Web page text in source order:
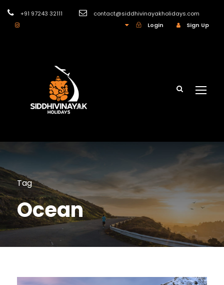
+91 97243 32111
contact@siddhivinayakholidays.com
Login
Sign Up
Tag
Ocean